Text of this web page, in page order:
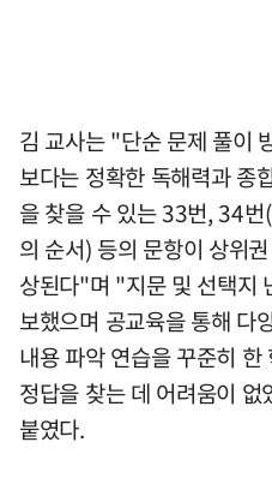
김 교사는 "단순 문제 풀이
보다는 정확한 독해력과 종
을 찾을 수 있는 33번, 34
의 순서) 등의 문항이 상위
상된다"며 "지문 및 선택지
보했으며 공교육을 통해 다
내용 파악 연습을 꾸준히
정답을 찾는 데 어려움이
붙였다.